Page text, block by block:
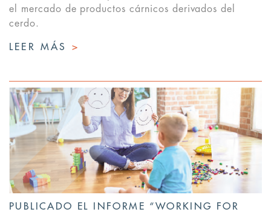
el mercado de productos cárnicos derivados del
cerdo.
LEER MÁS >
PUBLICADO EL INFORME “WORKING FOR